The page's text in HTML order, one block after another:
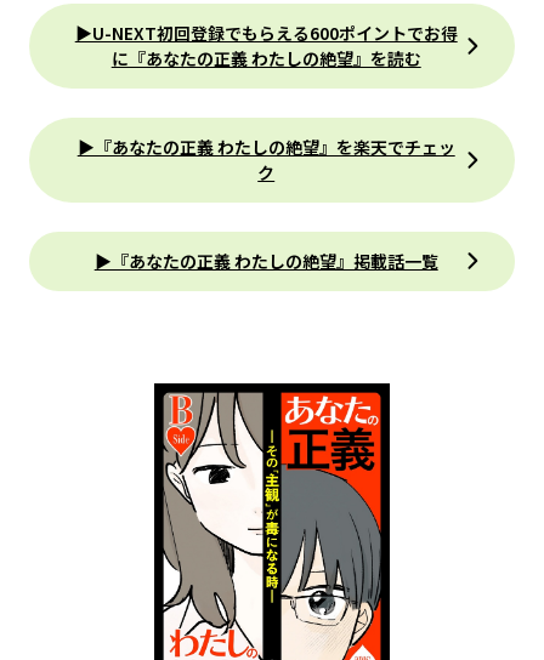
▶U-NEXT初回登録でもらえる600ポイントでお得
に『あなたの正義 わたしの絶望』を読む
▶『あなたの正義 わたしの絶望』を楽天でチェッ
ク
▶『あなたの正義 わたしの絶望』掲載話一覧